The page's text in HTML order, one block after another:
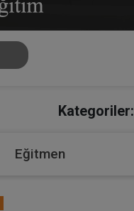
Kategoriler:
Eğitmen